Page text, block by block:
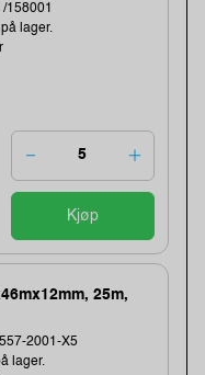
158001
lager.
Kjøp
25m,
2001-X5
lager.